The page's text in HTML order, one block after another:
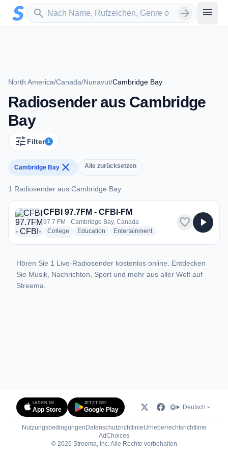
Zum Hauptinhalt springen
search
Sender suchen arrow_forward menu
North America/Canada/Nunavut/Cambridge Bay
Radiosender aus Cambridge
Bay
tune Filter 1
Cambridge Bay close Alle zurücksetzen
1 Radiosender aus Cambridge Bay
1 Radiosender aus Cambridge Bay
CFBI 97.7FM - CFBI-FM
97.7 FM · Cambridge Bay, Canada
College radio stations
Education radio stations
Entertainmentradio stations
favorite play_arrow
Hören Sie 1 Live-Radiosender kostenlos online. Entdecken
Sie Musik, Nachrichten, Sport und mehr aus aller Welt auf
Streema.
LADEN IM
App Store
JETZT BEI
Google Play Deutsch
Nutzungsbedingungen DatenschutzrichtlinieUrheberrechtsrichtlinie
AdChoices(öffnet in neuem Tab)
© 2026 Streema, Inc. Alle Rechte vorbehalten